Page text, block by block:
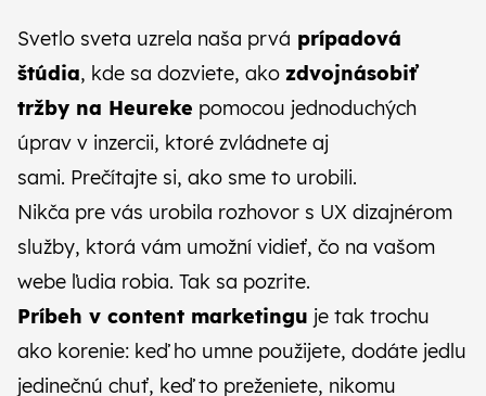
Svetlo sveta uzrela naša prvá prípadová
štúdia, kde sa dozviete, ako zdvojnásobiť
tržby na Heureke pomocou jednoduchých
úprav v inzercii, ktoré zvládnete aj
sami. Prečítajte si, ako sme to urobili.
Nikča pre vás urobila rozhovor s UX dizajnérom
služby, ktorá vám umožní vidieť, čo na vašom
webe ľudia robia. Tak sa pozrite.
Príbeh v content marketingu je tak trochu
ako korenie: keď ho umne použijete, dodáte jedlu
jedinečnú chuť, keď to preženiete, nikomu